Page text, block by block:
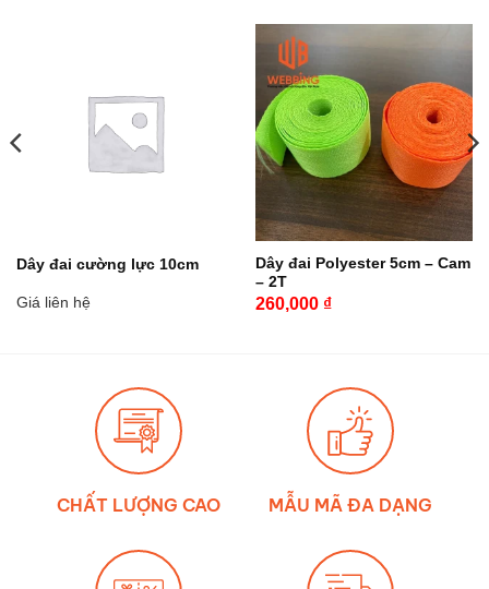
Dây đai cường lực 10cm
Giá liên hệ
Dây đai Polyester 5cm – Cam
– 2T
260,000 ₫
CHẤT LƯỢNG CAO MẪU MÃ ĐA DẠNG